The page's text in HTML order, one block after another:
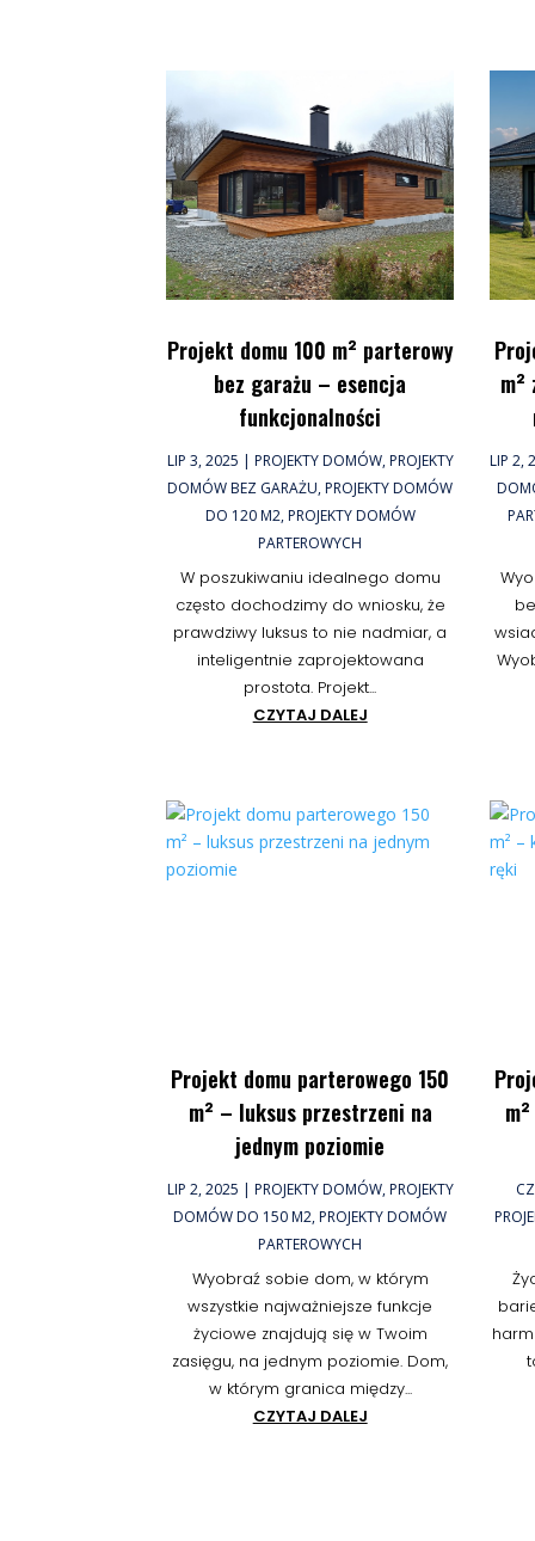
Projekt domu 100 m² parterowy
bez garażu – esencja
funkcjonalności
LIP 3, 2025 | PROJEKTY DOMÓW,PROJEKTY
DOMÓW BEZ GARAŻU,PROJEKTY DOMÓW
DO 120 M2,PROJEKTY DOMÓW
PARTEROWYCH
W poszukiwaniu idealnego domu
często dochodzimy do wniosku, że
prawdziwy luksus to nie nadmiar, a
inteligentnie zaprojektowana
prostota. Projekt...
CZYTAJ DALEJ
m²
LIP 2,
Projekt domu parterowego 150
m² – luksus przestrzeni na
jednym poziomie
LIP 2, 2025 | PROJEKTY DOMÓW,PROJEKTY
DOMÓW DO 150 M2,PROJEKTY DOMÓW
PARTEROWYCH
Wyobraź sobie dom, w którym
wszystkie najważniejsze funkcje
życiowe znajdują się w Twoim
zasięgu, na jednym poziomie. Dom,
w którym granica między...
CZYTAJ DALEJ